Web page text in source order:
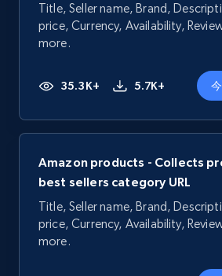
Title, Seller name, Brand,
price, Currency, Availability,
more.
35.3K+ 5.7K+
Amazon products - Collects
best sellers category URL
Title, Seller name, Brand,
price, Currency, Availability,
more.